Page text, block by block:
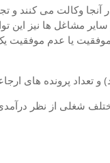
آنجا وکالت می کنند
مشاغل ها نیز این
موفقیت یا عدم
و تعداد پرونده های
شغلی از نظر